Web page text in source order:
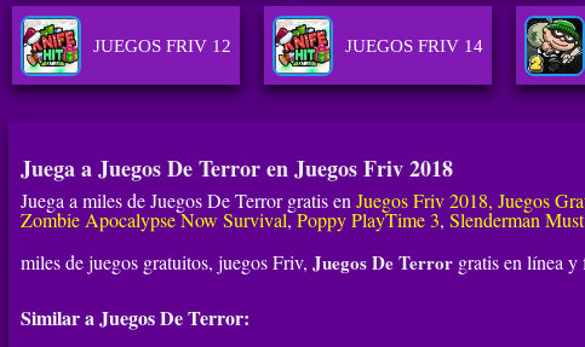
JUEGOS FRIV 12 JUEGOS FRIV 14
Juega a Juegos De Terror en Juegos Friv 2018
Juega a miles de Juegos De Terror gratis en Juegos Friv 2018, Juegos
Zombie Apocalypse Now Survival,Poppy PlayTime 3, Slenderman
miles de juegos gratuitos, juegos Friv, Juegos De Terrorgratis en línea y
Similar a Juegos De Terror: